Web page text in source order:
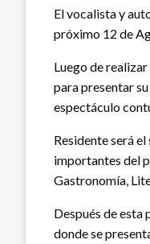
El vocalista y
próximo 12 de
Luego de
para presentar
espectáculo
Residente será
importantes del
Gastronomía,
Después de esta
donde se